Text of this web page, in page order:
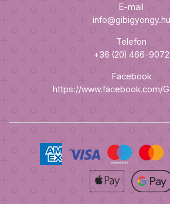
E-mail
info@gibigyongy.hu
Telefon
+36 (20) 466-9072
Facebook
https://www.facebook.com/